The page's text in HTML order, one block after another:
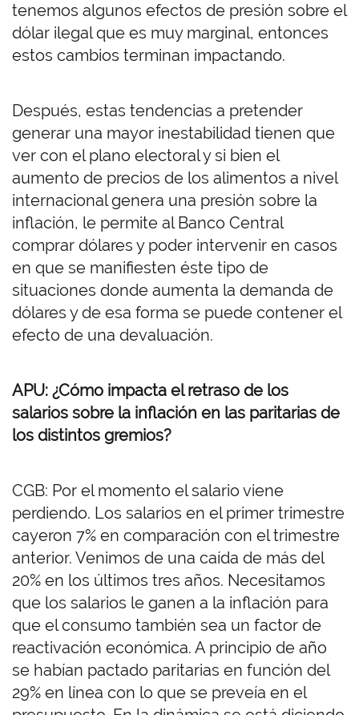
tenemos algunos efectos de presión sobre el
dólar ilegal que es muy marginal, entonces
estos cambios terminan impactando.
Después, estas tendencias a pretender
generar una mayor inestabilidad tienen que
ver con el plano electoral y si bien el
aumento de precios de los alimentos a nivel
internacional genera una presión sobre la
inflación, le permite al Banco Central
comprar dólares y poder intervenir en casos
en que se manifiesten éste tipo de
situaciones donde aumenta la demanda de
dólares y de esa forma se puede contener el
efecto de una devaluación.
APU: ¿Cómo impacta el retraso de los
salarios sobre la inflación en las paritarias de
los distintos gremios?
CGB: Por el momento el salario viene
perdiendo. Los salarios en el primer trimestre
cayeron 7% en comparación con el trimestre
anterior. Venimos de una caída de más del
20% en los últimos tres años. Necesitamos
que los salarios le ganen a la inflación para
que el consumo también sea un factor de
reactivación económica. A principio de año
se habían pactado paritarias en función del
29% en línea con lo que se preveía en el